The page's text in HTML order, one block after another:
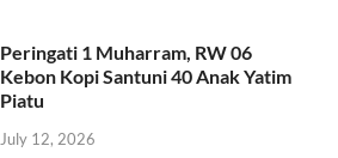
Peringati 1 Muharram, RW 06
Kebon Kopi Santuni 40 Anak Yatim
Piatu
July 12, 2026